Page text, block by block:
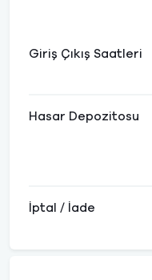
Giriş Çıkış Saatleri
Hasar Depozitosu
İptal / İade